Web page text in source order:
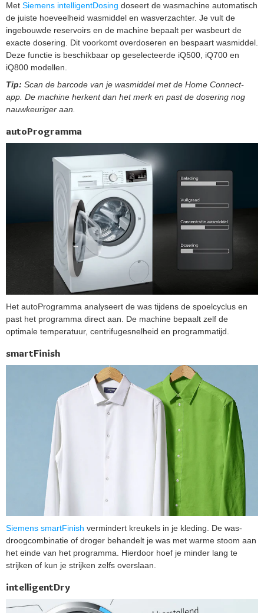
Met Siemens intelligentDosing doseert de wasmachine automatisch
de juiste hoeveelheid wasmiddel en wasverzachter. Je vult de
ingebouwde reservoirs en de machine bepaalt per wasbeurt de
exacte dosering. Dit voorkomt overdoseren en bespaart wasmiddel.
Deze functie is beschikbaar op geselecteerde iQ500, iQ700 en
iQ800 modellen.
Tip: Scan de barcode van je wasmiddel met de Home Connect-
app. De machine herkent dan het merk en past de dosering nog
nauwkeuriger aan.
autoProgramma
Het autoProgramma analyseert de was tijdens de spoelcyclus en
past het programma direct aan. De machine bepaalt zelf de
optimale temperatuur, centrifugesnelheid en programmatijd.
smartFinish
Siemens smartFinish vermindert kreukels in je kleding. De was-
droogcombinatie of droger behandelt je was met warme stoom aan
het einde van het programma. Hierdoor hoef je minder lang te
strijken of kun je strijken zelfs overslaan.
intelligentDry